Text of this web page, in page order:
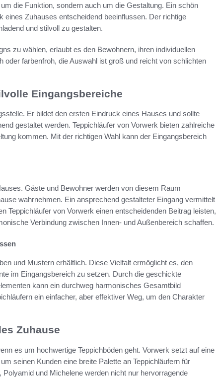
die Funktion, sondern auch um die Gestaltung. Ein schön
Zuhauses entscheidend beeinflussen. Der richtige
und stilvoll zu gestalten.
zu wählen, erlaubt es den Bewohnern, ihren individuellen
farbenfroh, die Auswahl ist groß und reicht von schlichten
Eingangsbereiche
Er bildet den ersten Eindruck eines Hauses und sollte
gestaltet werden. Teppichläufer von Vorwerk bieten zahlreiche
kommen. Mit der richtigen Wahl kann der Eingangsbereich
Gäste und Bewohner werden von diesem Raum
wahrnehmen. Ein ansprechend gestalteter Eingang vermittelt
Teppichläufer von Vorwerk einen entscheidenden Beitrag leisten,
Verbindung zwischen Innen- und Außenbereich schaffen.
und Mustern erhältlich. Diese Vielfalt ermöglicht es, den
im Eingangsbereich zu setzen. Durch die geschickte
kann ein durchweg harmonisches Gesamtbild
ein einfacher, aber effektiver Weg, um den Charakter
Zuhause
es um hochwertige Teppichböden geht. Vorwerk setzt auf eine
seinen Kunden eine breite Palette an Teppichläufern für
und Michelene werden nicht nur hervorragende